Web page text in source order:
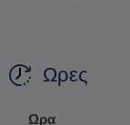
Ωρες
Ωρα